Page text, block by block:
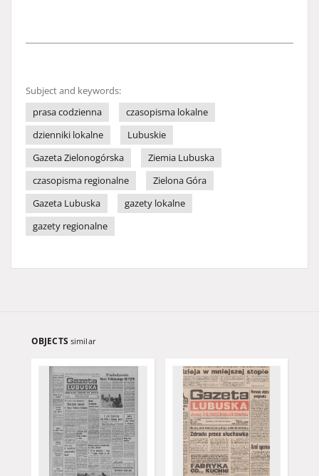
Subject and keywords:
prasa codzienna
czasopisma lokalne
dzienniki lokalne
Lubuskie
Gazeta Zielonogórska
Ziemia Lubuska
czasopisma regionalne
Zielona Góra
Gazeta Lubuska
gazety lokalne
gazety regionalne
OBJECTS similar